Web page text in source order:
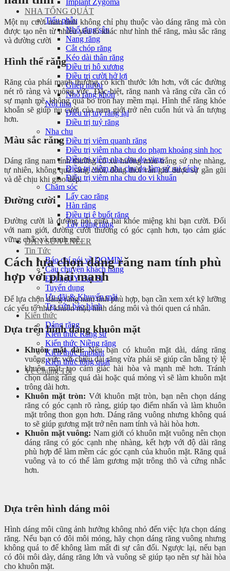
Implant Zygoma
NHA TỔNG QUÁT
Tiểu phẫu
Nhổ răng sâu
Nang răng
Cắt chóp răng
Kéo dài thân răng
Điều trị hô xương
Điều trị cười hở lợi
Ghép nướu
Nhổ răng khôn
Nội nha
Điều trị tuỷ răng lại
Điều trị tuỷ răng
Nha chu
Điều trị viêm quanh răng
Điều trị viêm nha chu do phạm khoảng sinh học
Điều trị viêm nha chu do virus
Điều trị viêm nha chu do làm sứ sai cách
Điều trị viêm nha chu do vi khuẩn
Chăm sóc
Lấy cao răng
Hàn răng
Điều trị ê buốt răng
Tẩy trắng răng
DÁN SỨ VENEER
Tin Tức
Báo chí nói về DOMIN
Câu chuyện khách hàng
Đội ngũ Y Bác Sĩ
Tuyển dụng
Ưu đãi & Khuyến mãi
Tra cứu bảo hành
Kiến thức
Dáng răng
Kiến thức Răng sứ
Kiến thức Niềng răng
Kiến thức Implant
Kiến thức tổng quát
Về Chúng Tôi
Một nụ cười nam tính không chỉ phụ thuộc vào dáng răng mà còn
được tạo nên từ nhiều yếu tố khác như hình thể răng, màu sắc răng
và đường cười
Hình thể răng
Răng của phái mạnh thường có kích thước lớn hơn, với các đường
nét rõ ràng và vuông vức. Đặc biệt, răng nanh và răng cửa cần có
sự mạnh mẽ, không quá bo tròn hay mềm mại. Hình thể răng khỏe
khoắn sẽ giúp nụ cười của nam giới trở nên cuốn hút và ấn tượng
hơn.
Màu sắc răng
Dáng răng nam tính thường có xu hướng màu trắng sứ nhẹ nhàng,
tự nhiên, không quá sáng chói, đồng thời vẫn giữ được sự gần gũi
và dễ chịu khi giao tiếp.
Đường cười
Đường cười là đường nối giữa hai khóe miệng khi bạn cười. Đối
với nam giới, đường cười thường có góc cạnh hơn, tạo cảm giác
vững chắc và mạnh mẽ.
Cách lựa chọn dáng răng nam tính phù
hợp với phái mạnh
Để lựa chọn dáng răng nam tính phù hợp, bạn cần xem xét kỹ lưỡng
các yếu tố như khuôn mặt, hình dáng môi và thói quen cá nhân.
Dựa trên hình dáng khuôn mặt
Khuôn mặt dài:Nếu bạn có khuôn mặt dài, dáng răng
vuông vức với chiều dài răng vừa phải sẽ giúp cân bằng tỷ lệ
khuôn mặt, tạo cảm giác hài hòa và mạnh mẽ hơn. Tránh
chọn dáng răng quá dài hoặc quá mỏng vì sẽ làm khuôn mặt
trông dài hơn.
Khuôn mặt tròn:Với khuôn mặt tròn, bạn nên chọn dáng
răng có góc cạnh rõ ràng, giúp tạo điểm nhấn và làm khuôn
mặt trông thon gọn hơn. Dáng răng vuông nhưng không quá
to sẽ giúp gương mặt trở nên nam tính và hài hòa hơn.
Khuôn mặt vuông: Nam giới có khuôn mặt vuông nên chọn
dáng răng có góc cạnh nhẹ nhàng, kết hợp với độ dài răng
phù hợp để làm mềm các góc cạnh của khuôn mặt. Răng quá
vuông và to có thể làm gương mặt trông thô và cứng nhắc
hơn.
Dựa trên hình dáng môi
Hình dáng môi cũng ảnh hưởng không nhỏ đến việc lựa chọn dáng
răng. Nếu bạn có đôi môi mỏng, hãy chọn dáng răng vuông nhưng
không quá to để không làm mất đi sự cân đối. Ngược lại, nếu bạn
có đôi môi dày, dáng răng lớn và vuông sẽ giúp tạo nên sự hài hòa
cho khuôn mặt.